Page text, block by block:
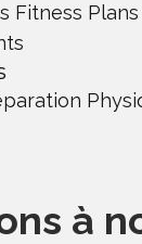
Fitness Plans
à